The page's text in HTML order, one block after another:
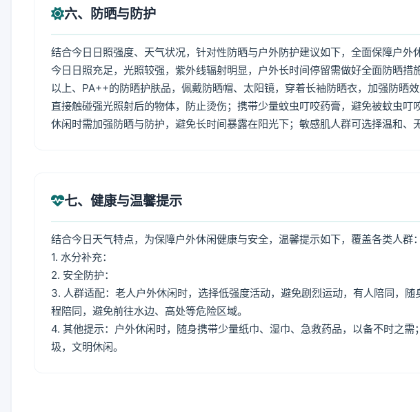
六、防晒与防护
结合今日日照强度、天气状况，针对性防晒与户外防护建议如下，全面保障户外
今日日照充足，光照较强，紫外线辐射明显，户外长时间停留需做好全面防晒
以上、PA++的防晒护肤品，佩戴防晒帽、太阳镜，穿着长袖防晒衣，加强防晒
直接触碰强光照射后的物体，防止烫伤；携带少量蚊虫叮咬药膏，避免被蚊虫
休闲时需加强防晒与防护，避免长时间暴露在阳光下；敏感肌人群可选择温和、
七、健康与温馨提示
结合今日天气特点，为保障户外休闲健康与安全，温馨提示如下，覆盖各类人群：
1. 水分补充：
2. 安全防护：
3. 人群适配：老人户外休闲时，选择低强度活动，避免剧烈运动，有人陪同，
程陪同，避免前往水边、高处等危险区域。
4. 其他提示：户外休闲时，随身携带少量纸巾、湿巾、急救药品，以备不时之
圾，文明休闲。